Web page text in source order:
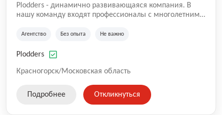
Plodders - динамично развивающаяся компания. В
нашу команду входят профессионалы с многолетним
на рынке аутсорсинга, а накопленный опыт позволяют
оказываемых услуг.
Агентство Без опыта Не важно
Plodders
Красногорск/Московская область
Подробнее Откликнуться